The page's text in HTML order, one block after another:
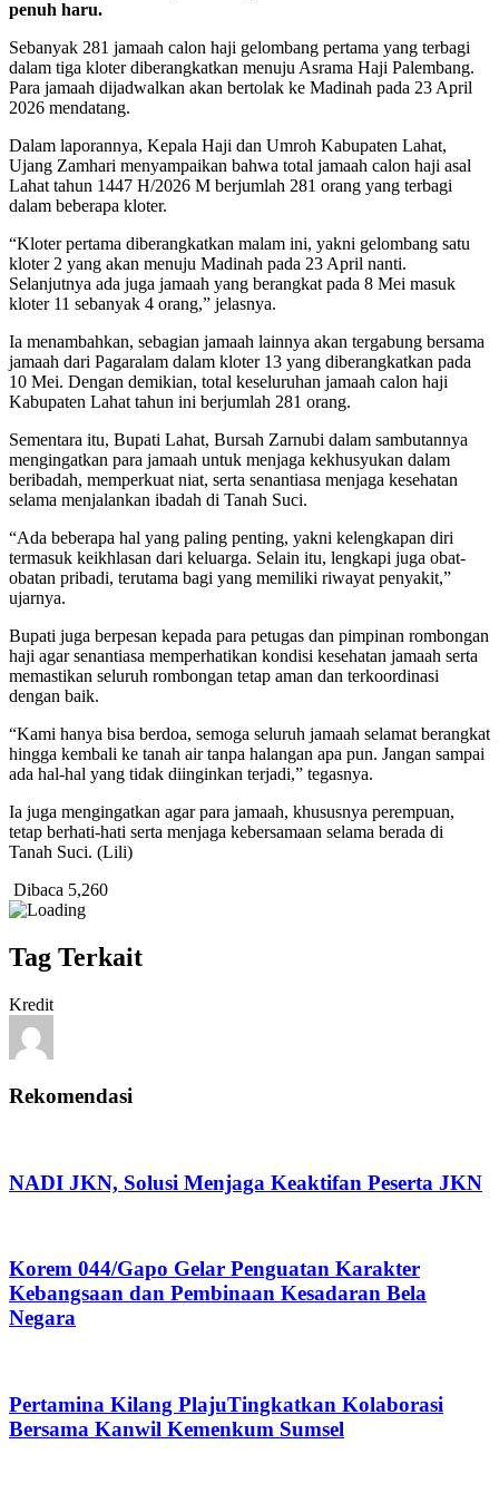
penuh haru.
Sebanyak 281 jamaah calon haji gelombang pertama yang terbagi
dalam tiga kloter diberangkatkan menuju Asrama Haji Palembang.
Para jamaah dijadwalkan akan bertolak ke Madinah pada 23 April
2026 mendatang.
Dalam laporannya, Kepala Haji dan Umroh Kabupaten Lahat,
Ujang Zamhari menyampaikan bahwa total jamaah calon haji asal
Lahat tahun 1447 H/2026 M berjumlah 281 orang yang terbagi
dalam beberapa kloter.
“Kloter pertama diberangkatkan malam ini, yakni gelombang satu
kloter 2 yang akan menuju Madinah pada 23 April nanti.
Selanjutnya ada juga jamaah yang berangkat pada 8 Mei masuk
kloter 11 sebanyak 4 orang,” jelasnya.
Ia menambahkan, sebagian jamaah lainnya akan tergabung bersama
jamaah dari Pagaralam dalam kloter 13 yang diberangkatkan pada
10 Mei. Dengan demikian, total keseluruhan jamaah calon haji
Kabupaten Lahat tahun ini berjumlah 281 orang.
Sementara itu, Bupati Lahat, Bursah Zarnubi dalam sambutannya
mengingatkan para jamaah untuk menjaga kekhusyukan dalam
beribadah, memperkuat niat, serta senantiasa menjaga kesehatan
selama menjalankan ibadah di Tanah Suci.
“Ada beberapa hal yang paling penting, yakni kelengkapan diri
termasuk keikhlasan dari keluarga. Selain itu, lengkapi juga obat-
obatan pribadi, terutama bagi yang memiliki riwayat penyakit,”
ujarnya.
Bupati juga berpesan kepada para petugas dan pimpinan rombongan
haji agar senantiasa memperhatikan kondisi kesehatan jamaah serta
memastikan seluruh rombongan tetap aman dan terkoordinasi
dengan baik.
“Kami hanya bisa berdoa, semoga seluruh jamaah selamat berangkat
hingga kembali ke tanah air tanpa halangan apa pun. Jangan sampai
ada hal-hal yang tidak diinginkan terjadi,” tegasnya.
Ia juga mengingatkan agar para jamaah, khususnya perempuan,
tetap berhati-hati serta menjaga kebersamaan selama berada di
Tanah Suci. (Lili)
Dibaca 5,260
Tag Terkait
Kredit
Rekomendasi
NADI JKN, Solusi Menjaga Keaktifan Peserta JKN
Korem 044/Gapo Gelar Penguatan Karakter
Kebangsaan dan Pembinaan Kesadaran Bela
Negara
Pertamina Kilang PlajuTingkatkan Kolaborasi
Bersama Kanwil Kemenkum Sumsel